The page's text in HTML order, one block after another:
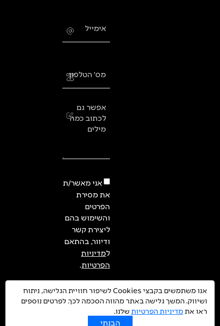
אימייל
מס׳ הטלפון
אפשר גם
לכתוב כמה
מילים
אני מאשר/ת
את מסירת
הפרטים
והשימוש בהם
ליצירת קשר
ודיוור, בהתאם
למדיניות
הפרטיות.
בואו
אנו משתמשים בקבצי Cookies לשיפור חוויית הגלישה, ניתוח
ושיווק. המשך גלישה באתר מהווה הסכמה לכך. לפרטים נוספים
ראו אתמדיניות הפרטיות שלנו.
הבנתי